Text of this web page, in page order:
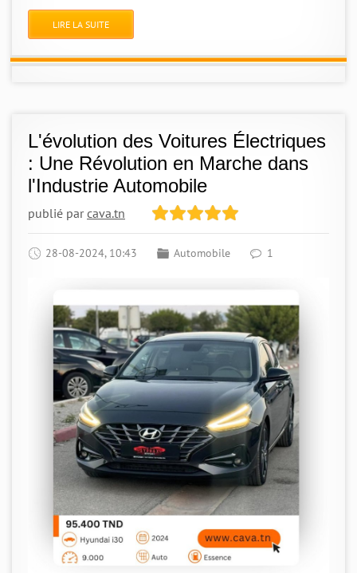
LIRE LA SUITE
L'évolution des Voitures Électriques
: Une Révolution en Marche dans
l'Industrie Automobile
publié parcava.tn
28-08-2024, 10:43 Automobile 1